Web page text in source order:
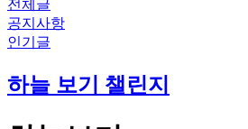
전체글
공지사항
인기글
하늘 보기 챌린지